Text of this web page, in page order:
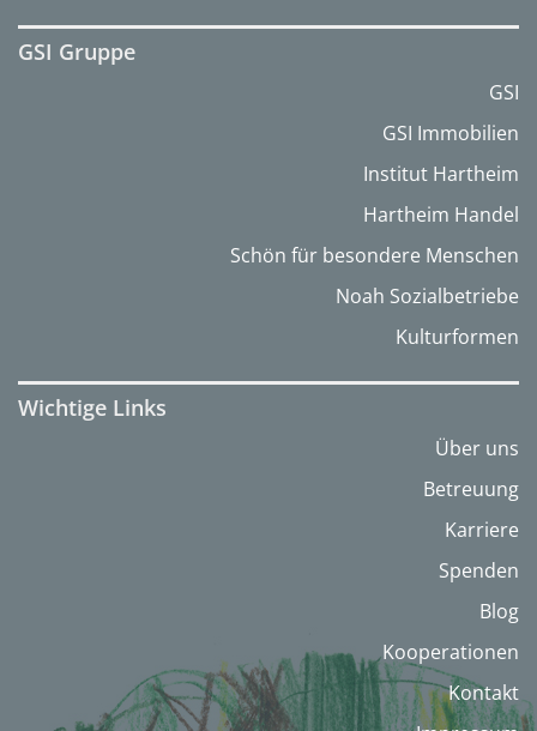
GSI Gruppe
GSI
GSI Immobilien
Institut Hartheim
Hartheim Handel
Schön für besondere Menschen
Noah Sozialbetriebe
Kulturformen
Wichtige Links
Über uns
Betreuung
Karriere
Spenden
Blog
Kooperationen
Kontakt